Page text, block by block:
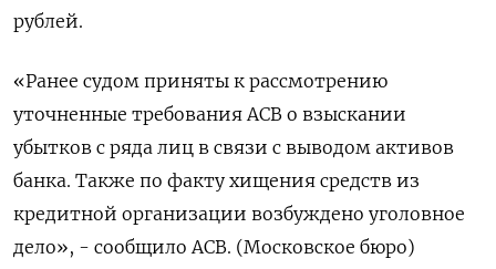
рублей.
«Ранее судом приняты к рассмотрению
уточненные требования АСВ о взыскании
убытков с ряда лиц в связи с выводом активов
банка. Также по факту хищения средств из
кредитной организации возбуждено уголовное
дело», - сообщило АСВ. (Московское бюро)